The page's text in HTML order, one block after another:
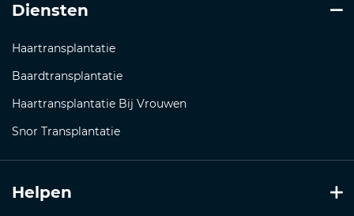
Diensten
Haartransplantatie
Baardtransplantatie
Haartransplantatie Bij Vrouwen
Snor Transplantatie
Helpen